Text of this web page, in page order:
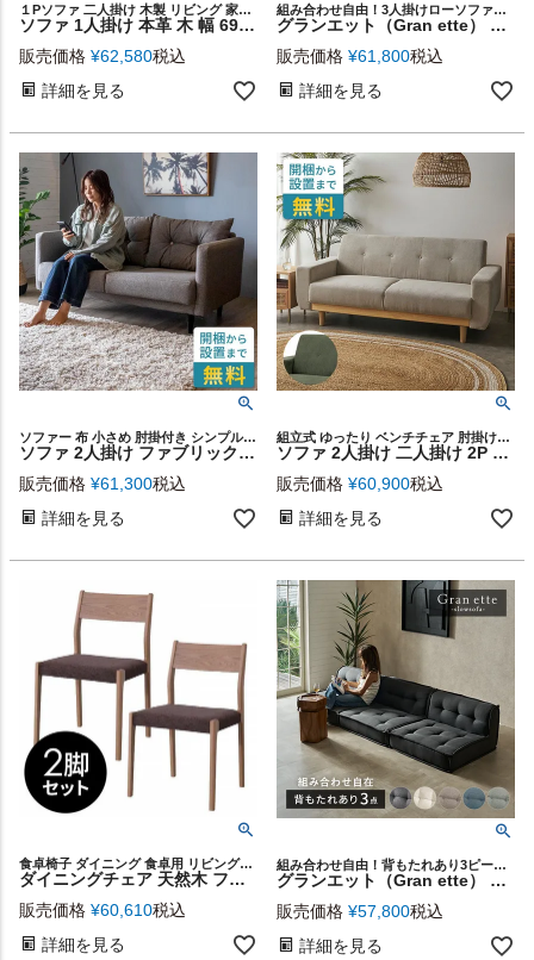
１Pソファ 二人掛け 木製 リビング 家具 レトロ 茶 1人暮らし
ソファ 1人掛け 本革 木 幅 69cm キャメル ブラウン [91480]【 レザーソファ アームソファ 1人掛けソファ 1P ソファー 天然木 チーク 革 レザー おしゃれ かっこいい シンプル ヴィンテージ カントリー 北欧 アメリカン 西海岸 ミッドセンチュリー リゾート インテリア】
販売価格 ¥62,580税込
詳細を見る
組み合わせ自由！3人掛けローソファGran ette
グランエット（Gran ette） 3人掛けローソファ(3ピースセット) [stc-ge-3p-b]
販売価格 ¥61,800税込
詳細を見る
ソファー 布 小さめ 肘掛付き シンプル ナチュラル 二人掛け
ソファ 2人掛け ファブリック W 144 × D 80 グレー [91498]【 クッション付き ポリエステル 2P ２P コンパクト おしゃれ 北欧 リゾート 西海岸 リビング 脚付き ロータイプ可 クッション付き モノトーン 省スペース 一人暮らし 二人暮らし】
販売価格 ¥61,300税込
詳細を見る
組立式 ゆったり ベンチチェア 肘掛けあり 背もたれあり 幅160cm 応接間 座椅子 カップル 一人暮らし ワンルーム ファミリー 模様替え 新生活 コンパクト プレゼント
ソファ 2人掛け 二人掛け 2P 天然木 ウッド 木製 約 W160cm D77cm H72cm SH39cm ソファー ローソファ ローソファー ひじ掛け ファブリック ハイバック リビング ダイニング カフェ 店舗 ナチュラル 布張り 北欧 おしゃれ モダン シンプル 家具 インテリア 西海岸 [91626]
販売価格 ¥60,900税込
詳細を見る
食卓椅子 ダイニング 食卓用 リビングチェア おしゃれ
ダイニングチェア 天然木 ファブリック オーク 2脚セット 椅子 チェアー 木製チェア 布張り おしゃれ 北欧 在宅勤務 [set-91217]
販売価格 ¥60,610税込
詳細を見る
組み合わせ自由！背もたれあり3ピースGran ette
グランエット（Gran ette） 背もたれあり(3ピースセット) [stc3-67198]
販売価格 ¥57,800税込
詳細を見る